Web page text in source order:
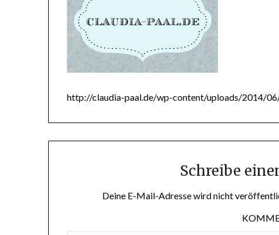
http://claudia-paal.de/wp-content/uploads/2014/
Schreibe
Deine E-Mail-Adresse wird nicht